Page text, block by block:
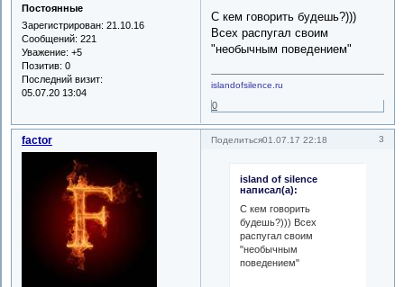
Постоянные
Зарегистрирован: 21.10.16
Сообщений: 221
Уважение: +5
Позитив: 0
Последний визит:
05.07.20 13:04
С кем говорить будешь?)))
Всех распугал своим
"необычным поведением"
islandofsilence.ru
0
Поделиться 3
01.07.17 22:18
factor
island of silence
написал(а):
С кем говорить
будешь?))) Всех
распугал своим
"необычным
поведением"